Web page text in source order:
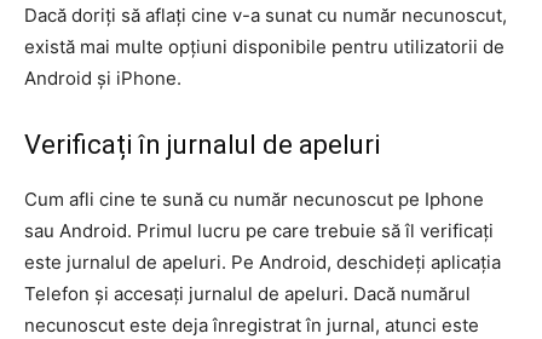
Dacă doriți să aflați cine v-a sunat cu număr necunoscut,
există mai multe opțiuni disponibile pentru utilizatorii de
Android și iPhone.
Verificați în jurnalul de apeluri
Cum afli cine te sună cu număr necunoscut pe Iphone
sau Android. Primul lucru pe care trebuie să îl verificați
este jurnalul de apeluri. Pe Android, deschideți aplicația
Telefon și accesați jurnalul de apeluri. Dacă numărul
necunoscut este deja înregistrat în jurnal, atunci este